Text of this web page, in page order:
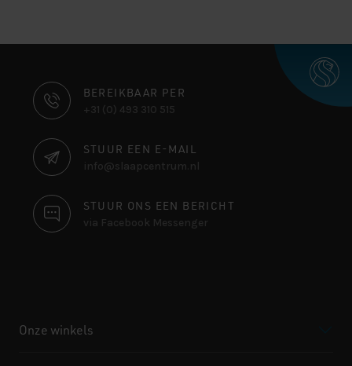
CONTACT
INFORMATIE
BEREIKBAAR PER
+31 (0) 493 310 515
STUUR EEN E-MAIL
info@slaapcentrum.nl
STUUR ONS EEN BERICHT
via Facebook Messenger
Onze winkels